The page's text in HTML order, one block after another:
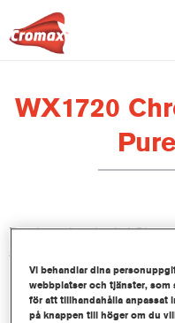
WX1720
Den här mixen ingår i
serien.
Produktfunktioner
Vi behandlar dina
webbplatser och tjänster,
för att tillhandahålla anpassat
på knappen till höger om du